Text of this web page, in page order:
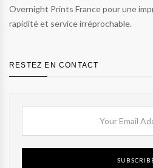
Overnight Prints France pour une
rapidité et service irréprochable.
RESTEZ EN CONTACT